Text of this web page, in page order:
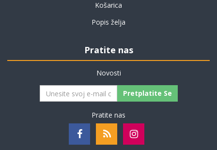
Košarica
Popis želja
Pratite nas
Novosti
Pretplatite Se
Pratite nas